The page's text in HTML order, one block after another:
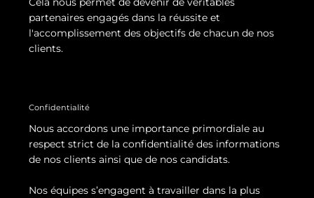
partenaires engagés dans la réussite et
l'accomplissement des objectifs de chacun de nos
clients.
Confidentialité
Nous accordons une importance primordiale au
respect strict de la confidentialité des informations
de nos clients ainsi que de nos candidats.
Nos équipes s’engagent à travailler dans la plus